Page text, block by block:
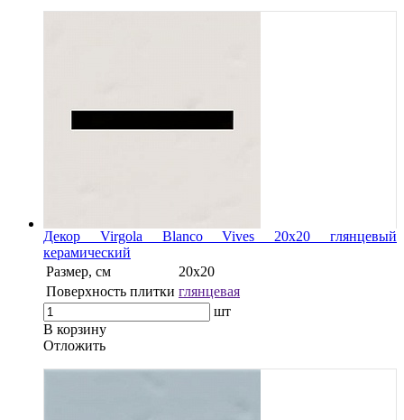
Декор Virgola Blanco Vives 20x20 глянцевый
керамический
Размер, см
20x20
Поверхность плитки глянцевая
шт
В корзину
Oтложить